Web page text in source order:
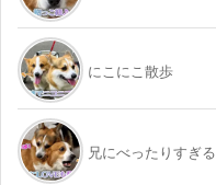
にこにこ散歩
兄にべったりすぎる